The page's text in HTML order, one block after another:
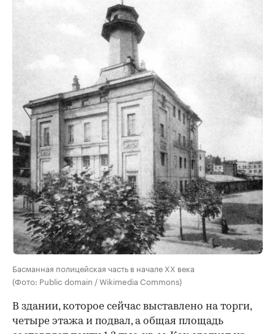
Басманная полицейская часть в начале XX века
(Фото: Public domain / Wikimedia Commons)
В здании, которое сейчас выставлено на торги,
четыре этажа и подвал, а общая площадь